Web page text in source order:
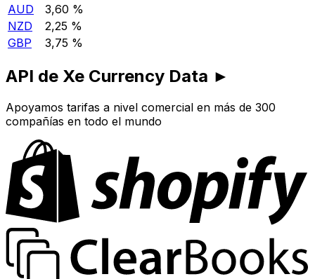
AUD
3,60 %
NZD
2,25 %
GBP
3,75 %
API de Xe Currency Data ►
Apoyamos tarifas a nivel comercial en más de 300
compañías en todo el mundo